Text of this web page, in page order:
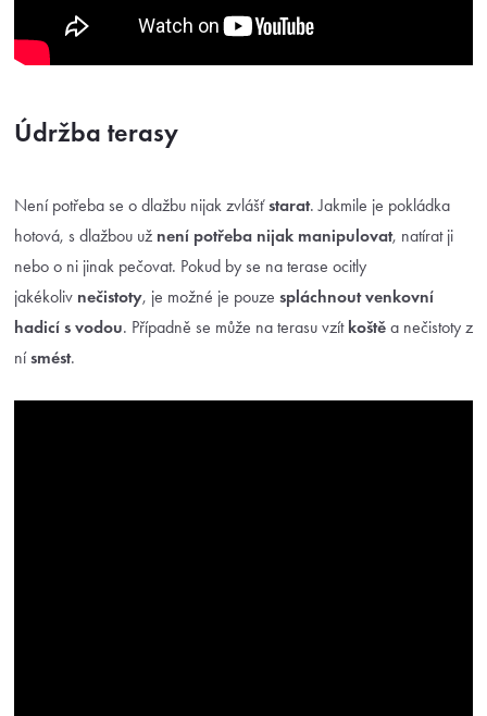
Údržba terasy
Není potřeba se o dlažbu nijak zvlášťstarat. Jakmile je pokládka
hotová, s dlažbou už není potřeba nijak manipulovat, natírat ji
nebo o ni jinak pečovat. Pokud by se na terase ocitly
jakékoliv nečistoty, je možné je pouze spláchnout venkovní
hadicí s vodou. Případně se může na terasu vzít koště a nečistoty z
nísmést.